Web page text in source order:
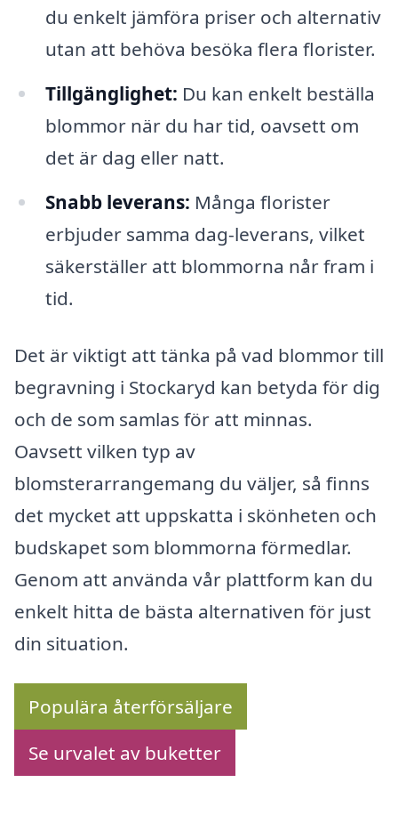
du enkelt jämföra priser och alternativ
utan att behöva besöka flera florister.
Tillgänglighet: Du kan enkelt beställa
blommor när du har tid, oavsett om
det är dag eller natt.
Snabb leverans: Många florister
erbjuder samma dag-leverans, vilket
säkerställer att blommorna når fram i
tid.
Det är viktigt att tänka på vad blommor till
begravning i Stockaryd kan betyda för dig
och de som samlas för att minnas.
Oavsett vilken typ av
blomsterarrangemang du väljer, så finns
det mycket att uppskatta i skönheten och
budskapet som blommorna förmedlar.
Genom att använda vår plattform kan du
enkelt hitta de bästa alternativen för just
din situation.
Populära återförsäljare
Se urvalet av buketter